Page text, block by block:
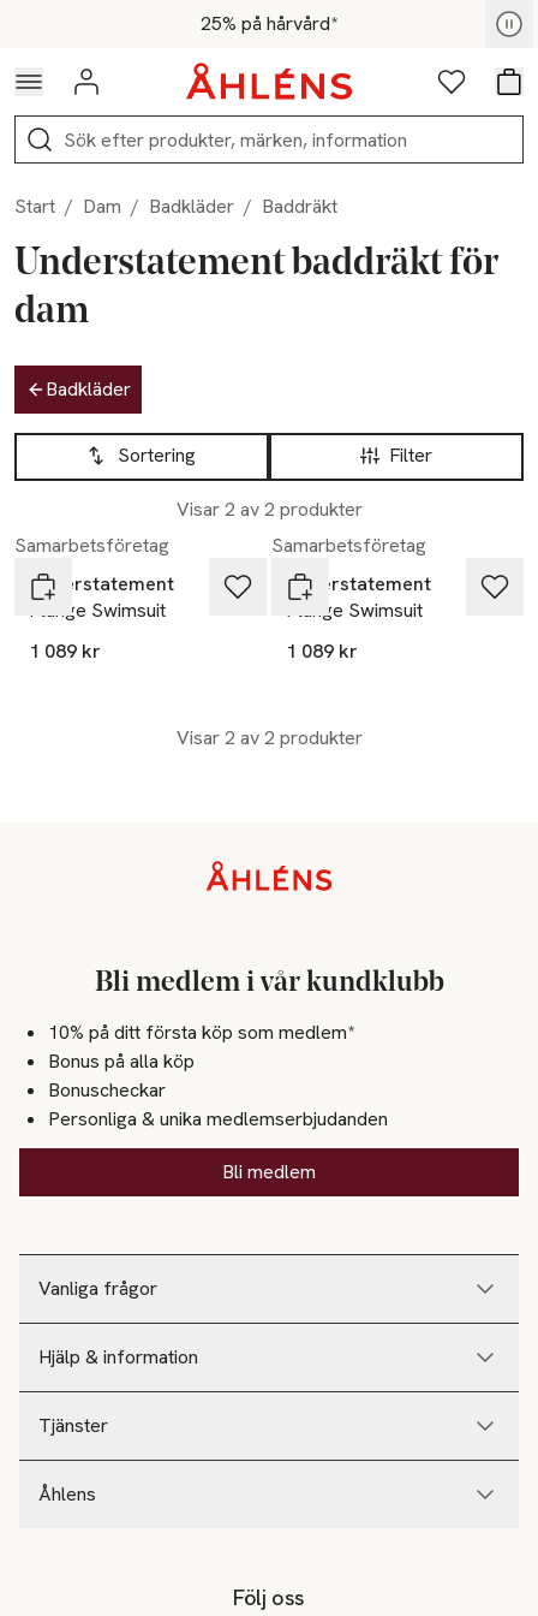
Hoppa till navigationsmenyn25% på hårvård*
För medlemmar - Shoppa nu
Logga in Favoriter
Sök
Start / Dam / Badkläder / Baddräkt
Understatement baddräkt för
dam
Hoppa till produktsidan
Badkläder
Hoppa till produktsidan
Filter
Sortering
Visar 2 av 2 produkter
Lista över produkter
Samarbetsföretag
Understatement
Plunge Swimsuit
1 089 kr
Samarbetsföretag
Understatement
Plunge Swimsuit
1 089 kr
Visar 2 av 2 produkter
Vanliga frågor
Hjälp & information
Tjänster
Åhlens
Bli medlem i vår kundklubb
10% på ditt första köp som medlem*
Bonus på alla köp
Bonuscheckar
Personliga & unika medlemserbjudanden
Bli medlem
Följ oss